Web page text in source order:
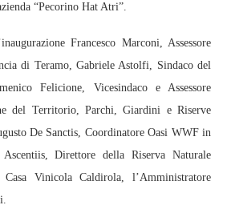
“Pecorino Hat Atri”.
Francesco Marconi, Assessore
di Teramo, Gabriele Astolfi, Sindaco del
Felicione, Vicesindaco e Assessore
del Territorio, Parchi, Giardini e Riserve
De Sanctis, Coordinatore Oasi WWF in
Direttore della Riserva Naturale
Vinicola Caldirola, l’Amministratore